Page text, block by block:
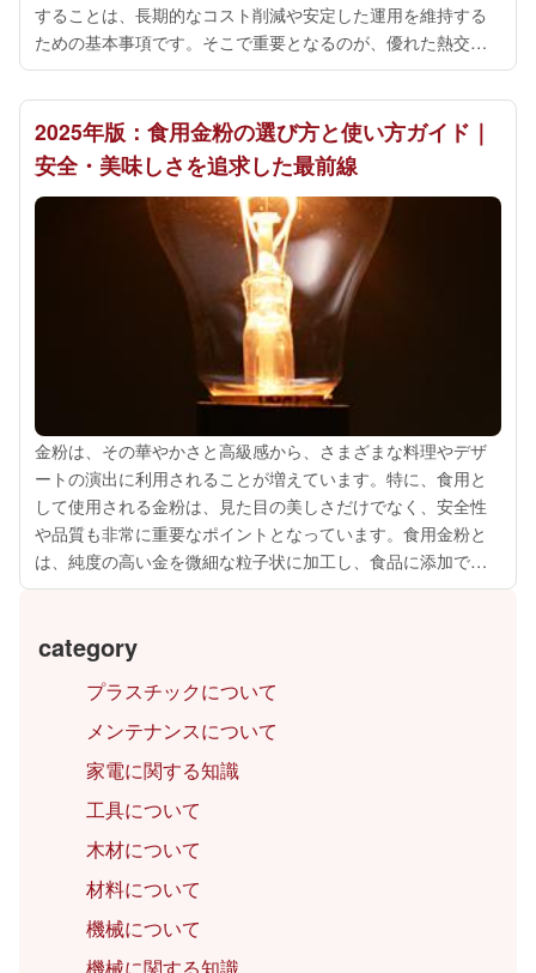
することは、長期的なコスト削減や安定した運用を維持する
ための基本事項です。そこで重要となるのが、優れた熱交換
器メーカーを見極めるポイントです。まず、熱交換器メーカ
ーの技術力と実績を確認することが必要...
2025年版：食用金粉の選び方と使い方ガイド｜
安全・美味しさを追求した最前線
金粉は、その華やかさと高級感から、さまざまな料理やデザ
ートの演出に利用されることが増えています。特に、食用と
して使用される金粉は、見た目の美しさだけでなく、安全性
や品質も非常に重要なポイントとなっています。食用金粉と
は、純度の高い金を微細な粒子状に加工し、食品に添加でき
る形にしたものです。これにより、豪華な仕上がりを手軽に
category
プラスチックについて
メンテナンスについて
家電に関する知識
工具について
木材について
材料について
機械について